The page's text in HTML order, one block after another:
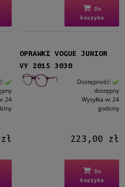
Do
koszyka
24
OPRAWKI VOGUE JUNIOR
VY 2015 3030
Dostępność:
dostępny
Wysyłka w: 24
godziny
223,00 zł
Do
koszyka